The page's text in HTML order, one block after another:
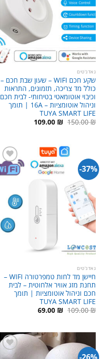
גאדג'טים
שקע חכם WIFI – שעון שבת חכם –
כולל מד צריכה, תזמונים, התראות
וכיבוי אוטומאטי בטיחותי- לבית חכם
וניהול אוטומציות – 16A | תומך
TUYA SMART LIFE
150.00₪ המחיר
המקורי
109.00 ₪ המחיר
37%-
גאדג'טים
חיישן מד לחות טמפרטורה WIFI –
תחנת מזג אוויר אלחוטית – לבית
חכם וניהול אוטומציות | תומך
TUYA SMART LIFE
109.00₪ המחיר69.00 ₪ המחיר